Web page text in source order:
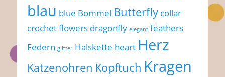
blau blue Bommel Butterfly collar
crochet flowers dragonfly elegant feathers
Federn glitter Halskette heart Herz
Katzenohren Kopftuch Kragen